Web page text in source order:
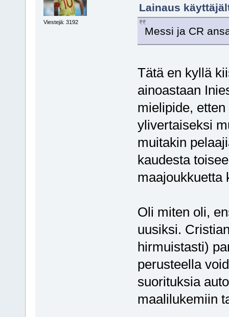
Viestejä: 3192
Lainaus
Messi ja CR
Tätä en kyllä
ainoastaan
mielipide,
ylivertaiseksi
muitakin
kaudesta
maajoukkuetta
Oli miten oli,
uusiksi.
hirmuistasti)
perusteella
suorituksia
maalilukemiin